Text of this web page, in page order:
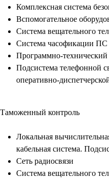
Комплексная система
Вспомогательное
Система вещательного
Система часофикации
Программно-технический
Подсистема телефонной
оперативно-
Таможенный контроль
Локальная
кабельная система.
Сеть радиосвязи
Система вещательного